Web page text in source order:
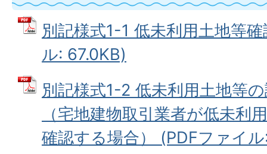
別記様式1-1 低未利用土地等
ル: 67.0KB)
別記様式1-2 低未利用土地等
（宅地建物取引業者が低未利
確認する場合） (PDFファイ